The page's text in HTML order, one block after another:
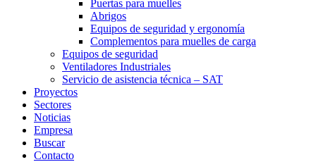
Puertas para muelles
Abrigos
Equipos de seguridad y ergonomía
Complementos para muelles de carga
Equipos de seguridad
Ventiladores Industriales
Servicio de asistencia técnica – SAT
Proyectos
Sectores
Noticias
Empresa
Buscar
Contacto